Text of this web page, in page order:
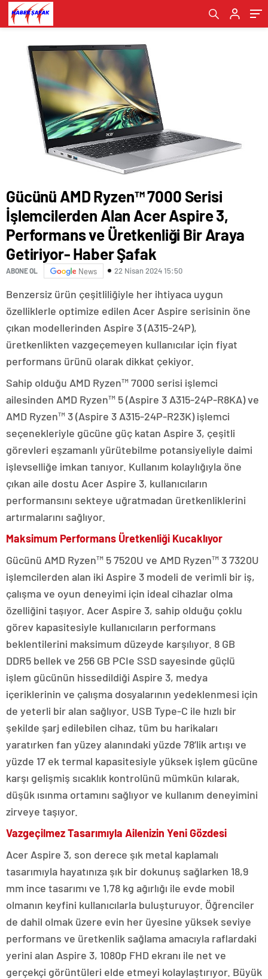
Performans ve Üretkenliği Bir Araya
Getiriyor- Haber Şafak
Gücünü AMD Ryzen™ 7000 Serisi
İşlemcilerden Alan Acer Aspire 3,
Performans ve Üretkenliği Bir Araya
Getiriyor- Haber Şafak
ABONE OL News 22 Nisan 2024 15:50
Benzersiz ürün çeşitliliğiyle her ihtiyaca uygun
özelliklerle optimize edilen Acer Aspire serisinin öne
çıkan modellerinden Aspire 3 (A315-24P),
üretkenlikten vazgeçemeyen kullanıcılar için fiyat
performans ürünü olarak dikkat çekiyor.
Sahip olduğu AMD Ryzen™ 7000 serisi işlemci
ailesinden AMD Ryzen™ 5 (Aspire 3 A315-24P-R8KA) ve
AMD Ryzen™ 3 (Aspire 3 A315-24P-R23K) işlemci
seçenekleriyle gücüne güç katan Aspire 3, çeşitli
görevleri eşzamanlı yürütebilme potansiyeliyle daimi
işlevselliğe imkan tanıyor. Kullanım kolaylığıyla öne
çıkan aile dostu Acer Aspire 3, kullanıcıların
performansını sekteye uğratmadan üretkenliklerini
artırmalarını sağlıyor.
Maksimum Performans Üretkenliği Kucaklıyor
Gücünü AMD Ryzen™ 5 7520U ve AMD Ryzen™ 3 7320U
işlemcilerden alan iki Aspire 3 modeli de verimli bir iş,
çalışma ve oyun deneyimi için ideal cihazlar olma
özelliğini taşıyor. Acer Aspire 3, sahip olduğu çoklu
görev kapasitesiyle kullanıcıların performans
beklentilerini maksimum düzeyde karşılıyor. 8 GB
DDR5 bellek ve 256 GB PCIe SSD sayesinde güçlü
işlem gücünün hissedildiği Aspire 3, medya
içeriklerinin ve çalışma dosyalarının yedeklenmesi için
de yeterli bir alan sağlıyor. USB Type-C ile hızlı bir
şekilde şarj edilebilen cihaz, tüm bu harikaları
yaratırken fan yüzey alanındaki yüzde 78’lik artışı ve
yüzde 17 ek termal kapasitesiyle yüksek işlem gücüne
karşı gelişmiş sıcaklık kontrolünü mümkün kılarak,
düşük ısınma ortamını sağlıyor ve kullanım deneyimini
zirveye taşıyor.
Vazgeçilmez Tasarımıyla Ailenizin Yeni Gözdesi
Acer Aspire 3, son derece şık metal kaplamalı
tasarımıyla hayatınıza şık bir dokunuş sağlarken 18,9
mm ince tasarımı ve 1,78 kg ağırlığı ile evde mobil
olmanın keyfini kullanıcılarla buluşturuyor. Öğrenciler
de dahil olmak üzere evin her üyesine yüksek seviye
performans ve üretkenlik sağlama amacıyla raflardaki
yerini alan Aspire 3, 1080p FHD ekranı ile net ve
gerçekçi görüntüleri elde etmeyi kolaylaştırıyor. Büyük
Yaratacak- Haber Şafak